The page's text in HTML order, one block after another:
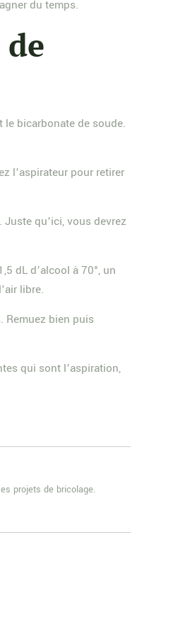
du temps.
bicarbonate de soude.
l’aspirateur pour retirer
qu’ici, vous devrez
dL d’alcool à 70°, un
libre.
Remuez bien puis
qui sont l’aspiration,
projets de bricolage.